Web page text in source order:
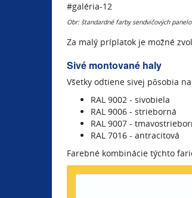
#galéria-12
Obr: štandardné farby sendvičových
Za malý príplatok je možné
Sivé montované haly
Všetky odtiene sivej pôsobia
RAL 9002 - sivobiela
RAL 9006 - strieborná
RAL 9007 -
RAL 7016 - antracitová
Farebné kombinácie týchto